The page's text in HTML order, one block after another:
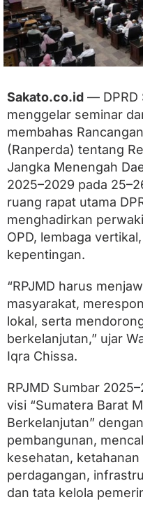
–
2
0
2
9
k
r
i
k
T
e
r
a
l
b
i
i
u
P
R
M
i
n
t
a
T
a
Sakato.co.id — DPRD
menggelar seminar
membahas
(Ranperda) tentang
Jangka Menengah
2025–2029 pada
ruang rapat utama
menghadirkan
OPD, lembaga
kepentingan.
“RPJMD harus
masyarakat,
lokal, serta
berkelanjutan,” ujar
Iqra Chissa.
RPJMD Sumbar
visi “Sumatera Barat
Berkelanjutan”
pembangunan,
kesehatan,
perdagangan,
dan tata kelola